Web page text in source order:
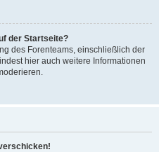
der Startseite?
des Forenteams, einschließlich der
hier auch weitere Informationen